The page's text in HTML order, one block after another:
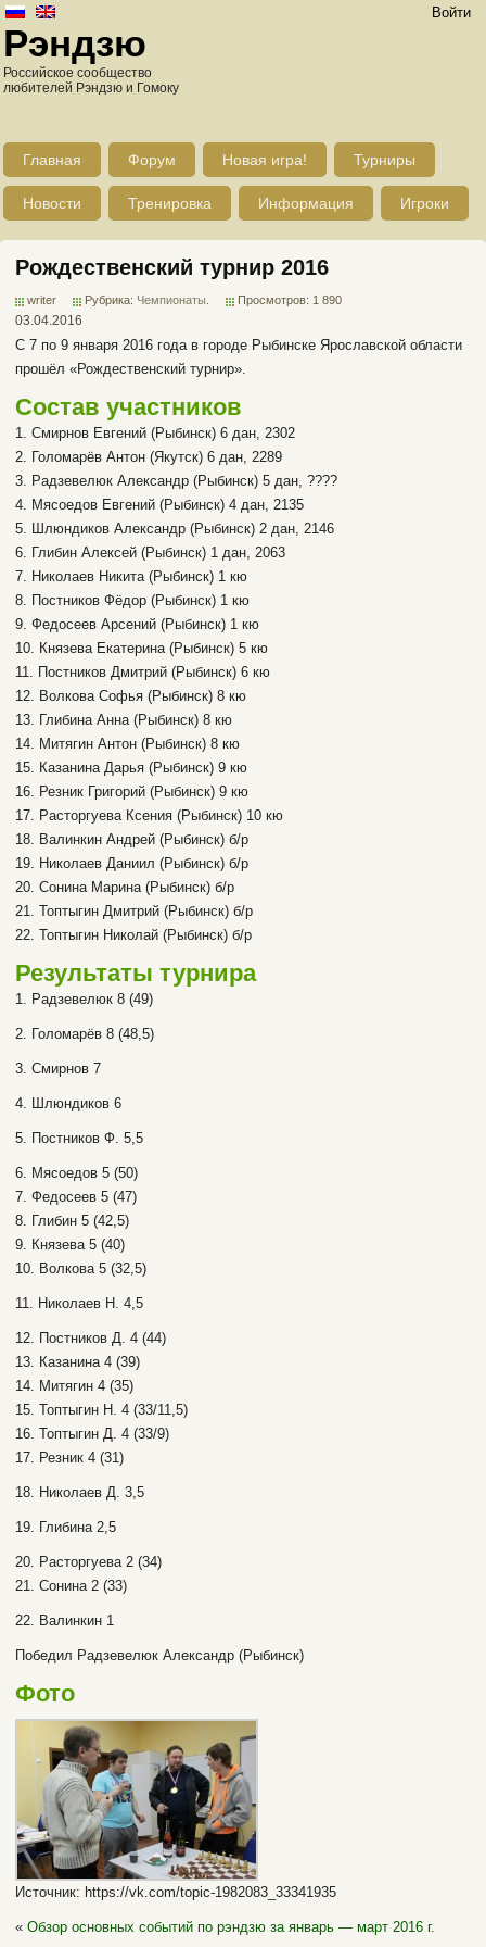
Войти
Рэндзю
Российское сообщество
любителей Рэндзю и Гомоку
Главная Форум Новая игра! Турниры
Новости Тренировка Информация Игроки
Рождественский турнир 2016
writer Рубрика: Чемпионаты Просмотров: 1 890
03.04.2016
С 7 по 9 января 2016 года в городе Рыбинске Ярославской области
прошёл «Рождественский турнир».
Состав участников
1. Смирнов Евгений (Рыбинск) 6 дан, 2302
2. Голомарёв Антон (Якутск) 6 дан, 2289
3. Радзевелюк Александр (Рыбинск) 5 дан, ????
4. Мясоедов Евгений (Рыбинск) 4 дан, 2135
5. Шлюндиков Александр (Рыбинск) 2 дан, 2146
6. Глибин Алексей (Рыбинск) 1 дан, 2063
7. Николаев Никита (Рыбинск) 1 кю
8. Постников Фёдор (Рыбинск) 1 кю
9. Федосеев Арсений (Рыбинск) 1 кю
10. Князева Екатерина (Рыбинск) 5 кю
11. Постников Дмитрий (Рыбинск) 6 кю
12. Волкова Софья (Рыбинск) 8 кю
13. Глибина Анна (Рыбинск) 8 кю
14. Митягин Антон (Рыбинск) 8 кю
15. Казанина Дарья (Рыбинск) 9 кю
16. Резник Григорий (Рыбинск) 9 кю
17. Расторгуева Ксения (Рыбинск) 10 кю
18. Валинкин Андрей (Рыбинск) б/р
19. Николаев Даниил (Рыбинск) б/р
20. Сонина Марина (Рыбинск) б/р
21. Топтыгин Дмитрий (Рыбинск) б/р
22. Топтыгин Николай (Рыбинск) б/р
Результаты турнира
1. Радзевелюк 8 (49)
2. Голомарёв 8 (48,5)
3. Смирнов 7
4. Шлюндиков 6
5. Постников Ф. 5,5
6. Мясоедов 5 (50)
7. Федосеев 5 (47)
8. Глибин 5 (42,5)
9. Князева 5 (40)
10. Волкова 5 (32,5)
11. Николаев Н. 4,5
12. Постников Д. 4 (44)
13. Казанина 4 (39)
14. Митягин 4 (35)
15. Топтыгин Н. 4 (33/11,5)
16. Топтыгин Д. 4 (33/9)
17. Резник 4 (31)
18. Николаев Д. 3,5
19. Глибина 2,5
20. Расторгуева 2 (34)
21. Сонина 2 (33)
22. Валинкин 1
Победил Радзевелюк Александр (Рыбинск)
Фото
Источник: https://vk.com/topic-1982083_33341935
« Обзор основных событий по рэндзю за январь — март 2016 г.